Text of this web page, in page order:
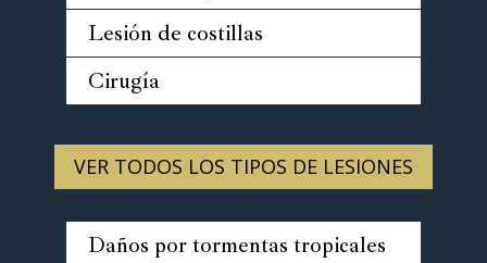
Lesión de costillas
Cirugía
VER TODOS LOS TIPOS DE LESIONES
Daños por tormentas tropicales